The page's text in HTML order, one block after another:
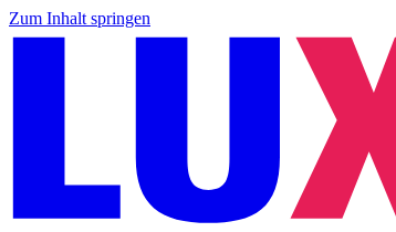
Zum Inhalt springen